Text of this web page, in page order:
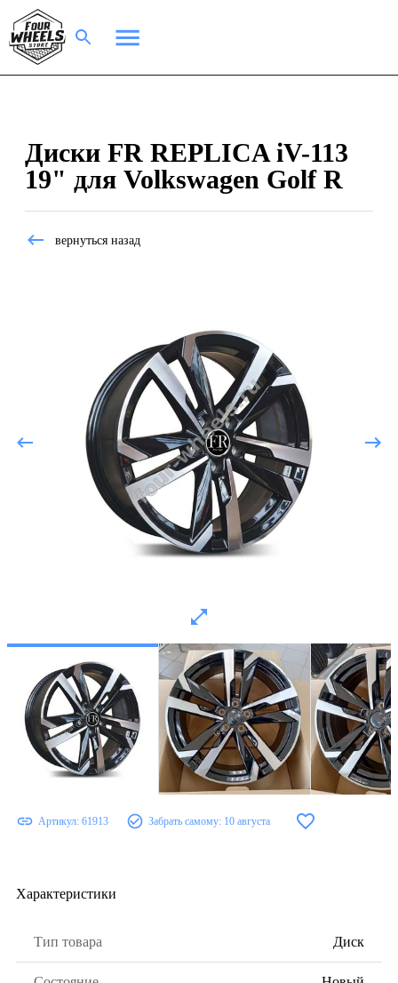
Диски FR REPLICA iV-113
19" для Volkswagen Golf R
вернуться назад
Артикул: 61913 Забрать самому: 10 августа
Характеристики
Тип товара Диск